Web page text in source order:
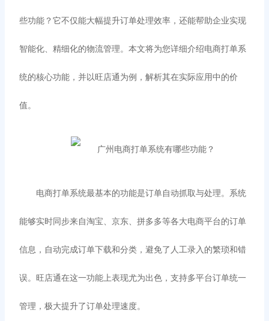
些功能？它不仅能大幅提升订单处理效率，还能帮助企业实现
智能化、精细化的物流管理。本文将为您详细介绍电商打单系
统的核心功能，并以旺店通为例，解析其在实际应用中的价
值。
电商打单系统最基本的功能是订单自动抓取与处理。系统
能够实时同步来自淘宝、京东、拼多多等各大电商平台的订单
信息，自动完成订单下载和分类，避免了人工录入的繁琐和错
误。旺店通在这一功能上表现尤为出色，支持多平台订单统一
管理，极大提升了订单处理速度。